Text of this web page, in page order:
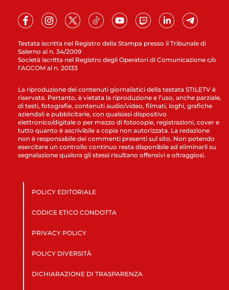
Testata iscritta nel Registro della Stampa presso il Tribunale di
Salerno al n. 34/2009
Società iscritta nel Registro degli Operatori di Comunicazione c/o
l’AGCOM al n. 20133
La riproduzione dei contenuti giornalistici della testata STILETV è
riservata. Pertanto, è vietata la riproduzione e l’uso, anche parziale,
di testi, fotografie, contenuti audio/video, filmati, loghi, grafiche
aziendali e pubblicitarie, con qualsiasi dispositivo
elettronico/digitale o per mezzo di fotocopie, registrazioni, cover e
tutto quanto è ascrivibile a copia non autorizzata. La redazione
non è responsabile dei commenti presenti sul sito. Non potendo
esercitare un controllo continuo resta disponibile ad eliminarli su
segnalazione qualora gli stessi risultano offensivi e oltraggiosi.
POLICY EDITORIALE
CODICE ETICO CONDOTTA
PRIVACY POLICY
POLICY DIVERSITÀ
DICHIARAZIONE DI TRASPARENZA